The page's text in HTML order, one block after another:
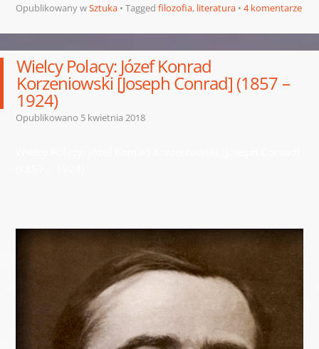
Opublikowany wSztuka Tagged filozofia, literatura 4 komentarze
Wielcy Polacy: Józef Konrad
Korzeniowski [Joseph Conrad] (1857 –
1924)
Opublikowano 5 kwietnia 2018